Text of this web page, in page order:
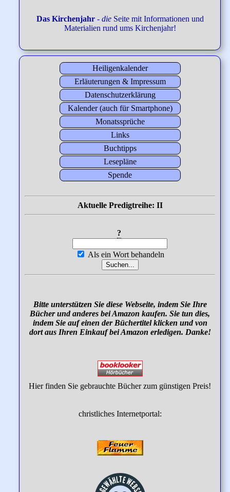
Das Kirchenjahr- dieSeite mit Informationen und
Materialien rund ums Kirchenjahr!
Heiligenkalender
Erläuterungen & Impressum
Datenschutzerklärung
Kalender (auch für Smartphone)
Monatssprüche
Links
Buchtipps
Lesepläne
Spende
Aktuelle Predigtreihe: II
?
Als ein Wort behandeln
Bitte unterstützen Sie diese Webseite, indem Sie Ihre
Bücher und anderes bei Amazon kaufen. Sie tun dies,
indem Sie auf einen der Büchertitel klicken und von
dort aus Ihren Einkauf bei Amazon erledigen. Danke!
Hier finden Sie gebrauchte Bücher zum günstigen Preis!
christliches Internetportal: